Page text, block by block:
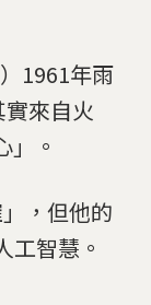
1961年雨
來自火
」。
，但他的
工智慧。